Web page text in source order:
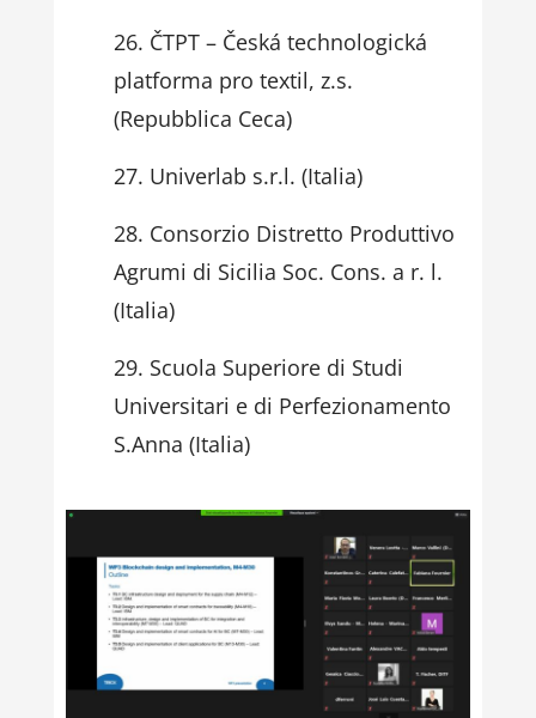
ČTPT – Česká technologická
platforma pro textil, z.s.
(Repubblica Ceca)
Univerlab s.r.l. (Italia)
Consorzio Distretto Produttivo
Agrumi di Sicilia Soc. Cons. a r. l.
(Italia)
Scuola Superiore di Studi
Universitari e di Perfezionamento
S.Anna (Italia)